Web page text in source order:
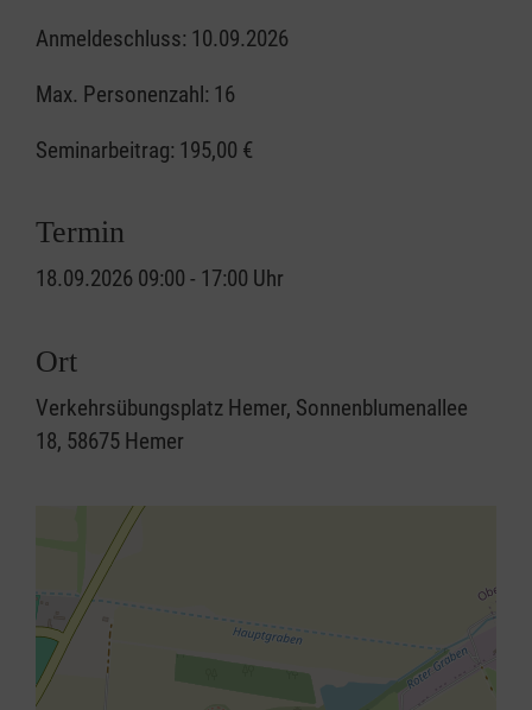
Anmeldeschluss: 10.09.2026
Max. Personenzahl: 16
Seminarbeitrag: 195,00 €
Termin
18.09.2026 09:00 - 17:00 Uhr
Ort
Verkehrsübungsplatz Hemer, Sonnenblumenallee
18, 58675 Hemer